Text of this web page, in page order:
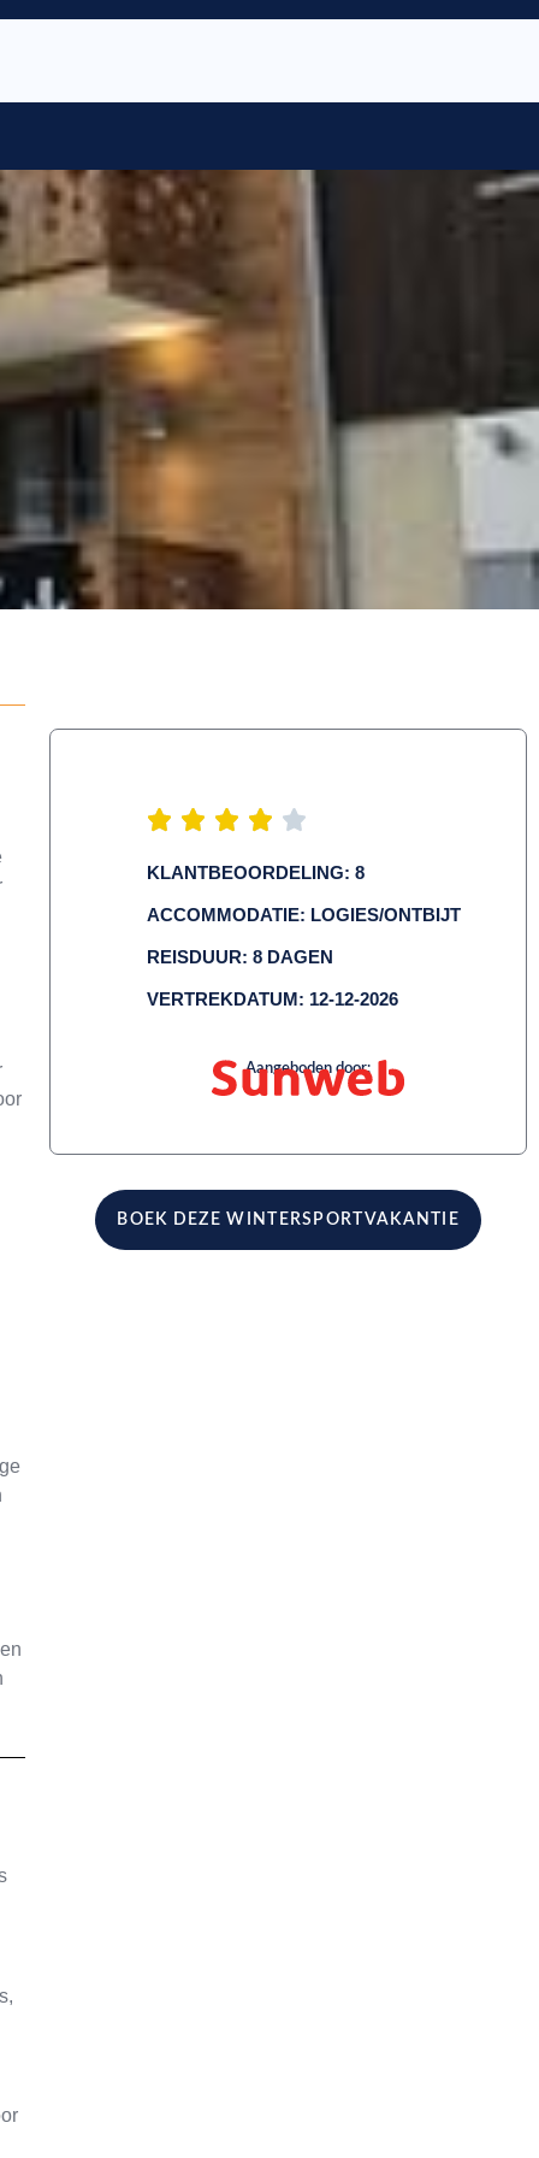
KLANTBEOORDELING: 8
ACCOMMODATIE: LOGIES/ONTBIJT
REISDUUR: 8 DAGEN
VERTREKDATUM: 12-12-2026
Aangeboden door:
BOEK DEZE WINTERSPORTVAKANTIE